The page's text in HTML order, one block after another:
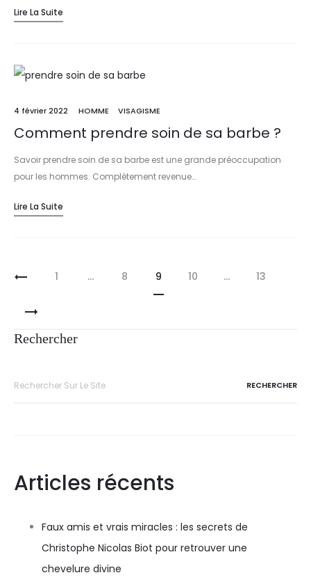
Lire La Suite
4 février 2022 HOMME VISAGISME
Comment prendre soin de sa barbe ?
Savoir prendre soin de sa barbe est une grande préoccupation
pour les hommes. Complètement revenue…
Lire La Suite
1 … 8 9 10 … 13
Rechercher
Articles récents
Faux amis et vrais miracles : les secrets de
Christophe Nicolas Biot pour retrouver une
chevelure divine